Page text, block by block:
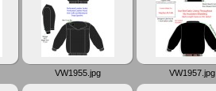
VW1955.jpg VW1957.jpg